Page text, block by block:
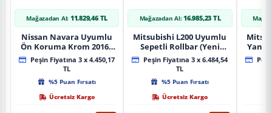
Mağazadan Al: 11.829,46 TL
Nissan Navara Uyumlu
Ön Koruma Krom 2016+
Pst14 Parça
Peşin Fiyatına 3 x 4.450,17
TL
%5 Puan Fırsatı
Ücretsiz Kargo
Mağazadan Al: 16.985,23 TL
Mitsubishi L200 Uyumlu
Sepetli Rollbar (Yeni
Nesil Sepetli Roll Bar
Aqm-M10)
Peşin Fiyatına 3 x 6.484,54
TL
%5 Puan Fırsatı
Ücretsiz Kargo
Yan